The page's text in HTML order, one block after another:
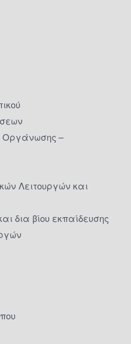
Οργάνωσης –
Λειτουργών και
δια βίου εκπαίδευσης